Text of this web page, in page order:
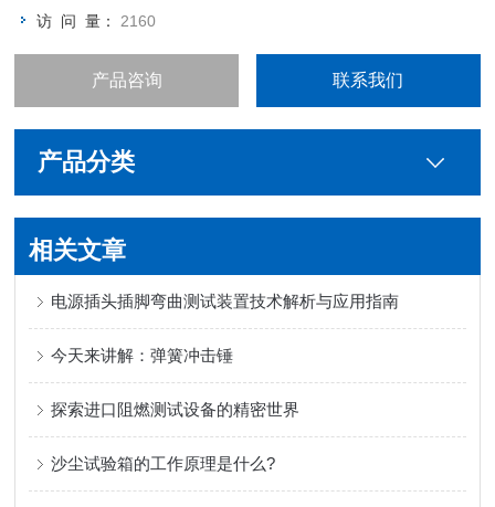
访 问 量： 2160
产品咨询 联系我们
产品分类
相关文章
电源插头插脚弯曲测试装置技术解析与应用指南
今天来讲解：弹簧冲击锤
探索进口阻燃测试设备的精密世界
沙尘试验箱的工作原理是什么?